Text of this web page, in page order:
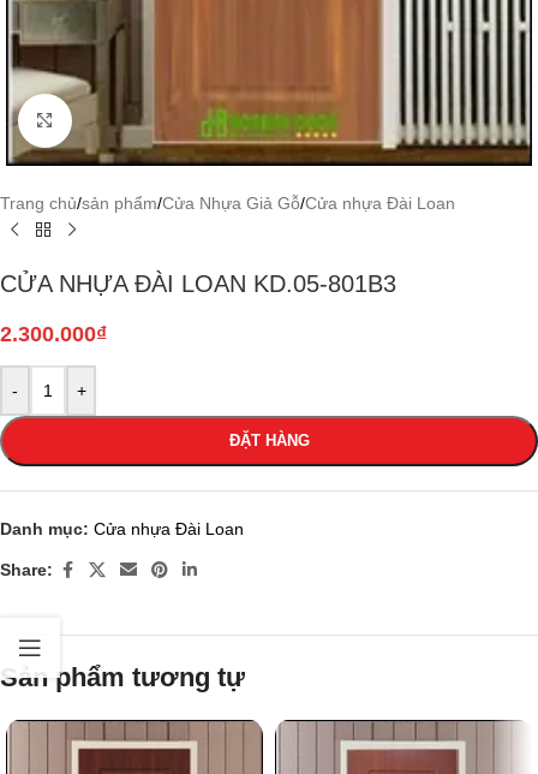
Click to enlarge
Trang chủ/sản phẩm/Cửa Nhựa Giả Gỗ/Cửa nhựa Đài Loan
CỬA NHỰA ĐÀI LOAN KD.05-801B3
2.300.000₫
- +
ĐẶT HÀNG
Danh mục: Cửa nhựa Đài Loan
Share:
Sản phẩm tương tự